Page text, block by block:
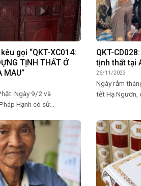
gọi “QKT-XC014:
TỊNH THẤT Ở
MAU”
Ngày 9/2 và
Hạnh có sử...
QKT-
tịnh thất tại
26/11/2023
Ngày rằm
tết Hạ Ngươn,